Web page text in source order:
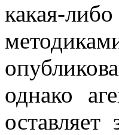
какая-
однако